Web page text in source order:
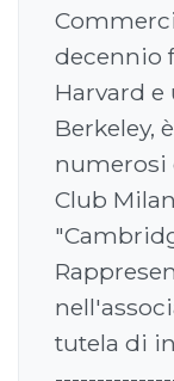
decennio
Harvard
Berkeley,
numerosi
Club
tutela di